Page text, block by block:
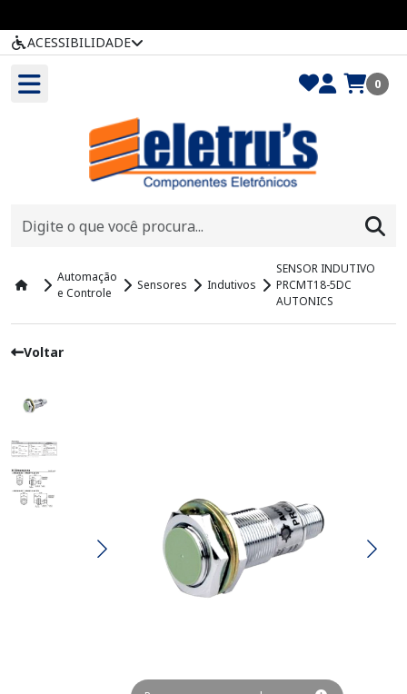
ACESSIBILIDADE
0
Automação
e Controle
Sensores Indutivos
SENSOR INDUTIVO
PRCMT18-5DC
AUTONICS
Voltar